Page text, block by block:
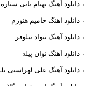
دانلود آهنگ بهنام بانی
دانلود آهنگ حامیم هنوزم
دانلود آهنگ نیواد نیلوفر
دانلود آهنگ نوان پیله
دانلود آهنگ علی لهراسبی